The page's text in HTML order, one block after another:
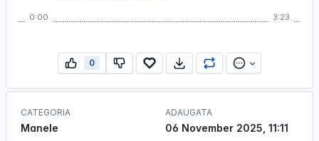
0:00 3:23
0
CATEGORIA
Manele
ADAUGATA
06 November 2025, 11:11